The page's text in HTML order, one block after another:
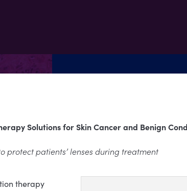
Solutions for Skin Cancer and Benign
protect patients’ lenses during treatment
therapy